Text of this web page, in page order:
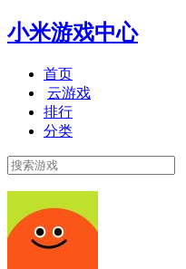
小米游戏中心
首页
云游戏
排行
分类